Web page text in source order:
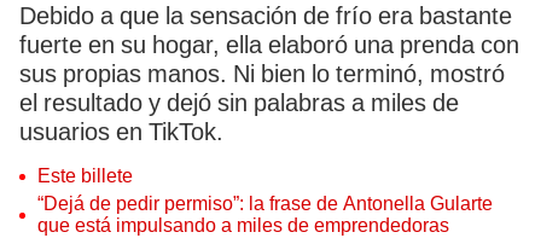
Debido a que la sensación de frío era bastante
fuerte en su hogar, ella elaboró una prenda con
sus propias manos. Ni bien lo terminó, mostró
el resultado y dejó sin palabras a miles de
usuarios en TikTok.
Este billete
“Dejá de pedir permiso”: la frase de Antonella Gularte
que está impulsando a miles de emprendedoras